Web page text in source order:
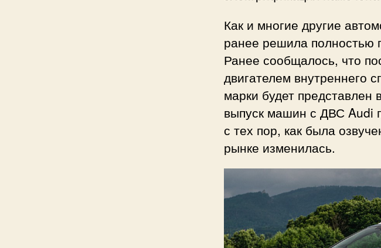
Как и многие другие
ранее решила полностью
Ранее сообщалось, что
двигателем внутреннего
марки будет представлен
выпуск машин с ДВС Audi
с тех пор, как была
рынке изменилась.